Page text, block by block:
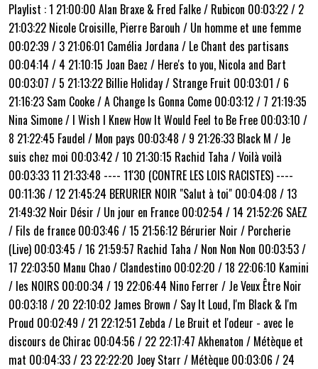
Playlist : 1 21:00:00 Alan Braxe & Fred Falke / Rubicon 00:03:22 / 2
21:03:22 Nicole Croisille, Pierre Barouh / Un homme et une femme
00:02:39 / 3 21:06:01 Camélia Jordana / Le Chant des partisans
00:04:14 / 4 21:10:15 Joan Baez / Here's to you, Nicola and Bart
00:03:07 / 5 21:13:22 Billie Holiday / Strange Fruit 00:03:01 / 6
21:16:23 Sam Cooke / A Change Is Gonna Come 00:03:12 / 7 21:19:35
Nina Simone / I Wish I Knew How It Would Feel to Be Free 00:03:10 /
8 21:22:45 Faudel / Mon pays 00:03:48 / 9 21:26:33 Black M / Je
suis chez moi 00:03:42 / 10 21:30:15 Rachid Taha / Voilà voilà
00:03:33 11 21:33:48 ---- 11'30 (CONTRE LES LOIS RACISTES) ----
00:11:36 / 12 21:45:24 BERURIER NOIR "Salut à toi" 00:04:08 / 13
21:49:32 Noir Désir / Un jour en France 00:02:54 / 14 21:52:26 SAEZ
/ Fils de france 00:03:46 / 15 21:56:12 Bérurier Noir / Porcherie
(Live) 00:03:45 / 16 21:59:57 Rachid Taha / Non Non Non 00:03:53 /
17 22:03:50 Manu Chao / Clandestino 00:02:20 / 18 22:06:10 Kamini
/ les NOIRS 00:00:34 / 19 22:06:44 Nino Ferrer / Je Veux Être Noir
00:03:18 / 20 22:10:02 James Brown / Say It Loud, I'm Black & I'm
Proud 00:02:49 / 21 22:12:51 Zebda / Le Bruit et l'odeur - avec le
discours de Chirac 00:04:56 / 22 22:17:47 Akhenaton / Métèque et
mat 00:04:33 / 23 22:22:20 Joey Starr / Métèque 00:03:06 / 24